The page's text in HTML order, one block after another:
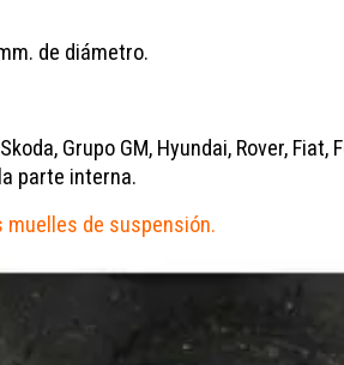
de diámetro.
Grupo GM, Hyundai, Rover,
parte interna.
de suspensión.